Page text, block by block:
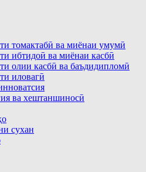
томактабӣ ва миёнаи умумӣ
ибтидоӣ ва миёнаи касбӣ
олии касбӣ ва баъдидипломӣ
иловагӣ
ва хештаншиносӣ
сухан